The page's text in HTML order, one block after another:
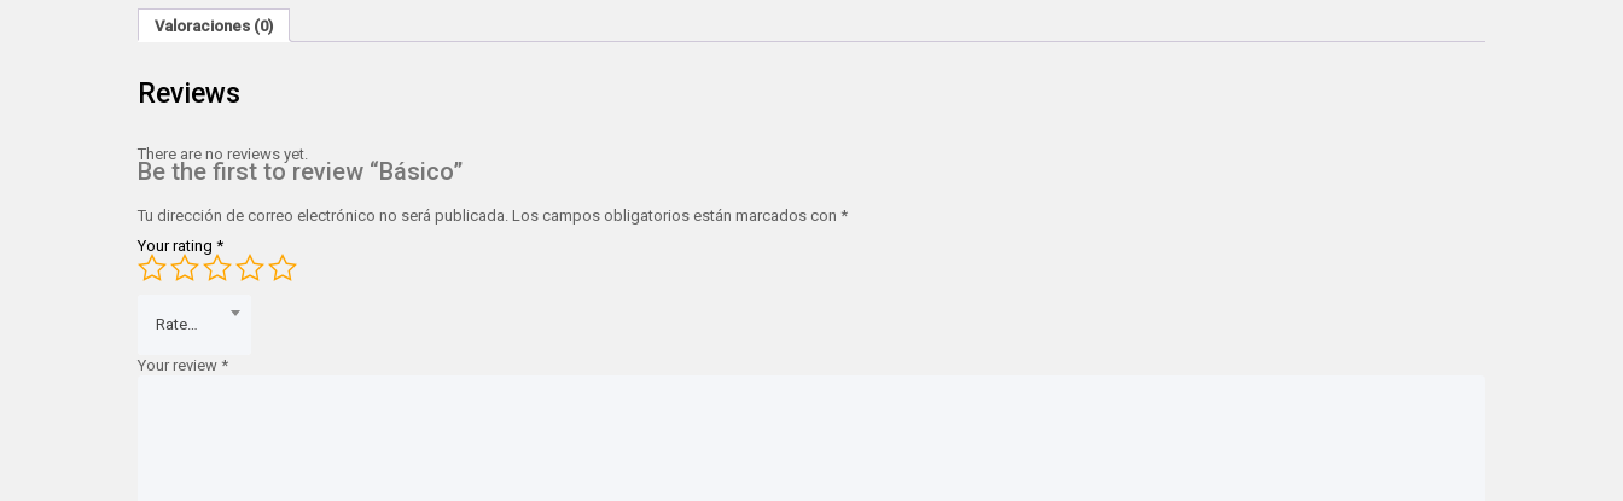
Valoraciones (0)
Reviews
There are no reviews yet.
Be the first to review “Básico”
Tu dirección de correo electrónico no será publicada. Los campos obligatorios están marcados con *
Your rating *
Rate…
Your review *